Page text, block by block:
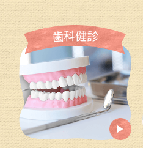
歯科健診